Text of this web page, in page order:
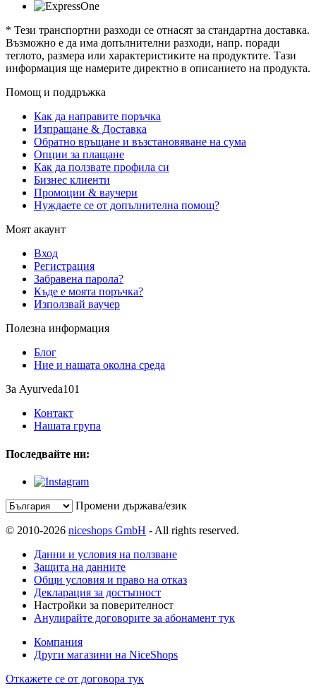
* Тези транспортни разходи се отнасят за стандартна доставка.
Възможно е да има допълнителни разходи, напр. поради
теглото, размера или характеристиките на продуктите. Тази
информация ще намерите директно в описанието на продукта.
Помощ и поддръжка
Как да направите поръчка
Изпращане & Доставка
Обратно връщане и възстановяване на сума
Опции за плащане
Как да ползвате профила си
Бизнес клиенти
Промоции & ваучери
Нуждаете се от допълнителна помощ?
Моят акаунт
Вход
Регистрация
Забравена парола?
Къде е моята поръчка?
Използвай ваучер
Полезна информация
Блог
Ние и нашата околна среда
За Ayurveda101
Контакт
Нашата група
Последвайте ни:
Промени държава/език
© 2010-2026 niceshops GmbH - All rights reserved.
Данни и условия на ползване
Защита на данните
Общи условия и право на отказ
Декларация за достъпност
Настройки за поверителност
Анулирайте договорите за абонамент тук
Компания
Други магазини на NiceShops
Откажете се от договора тук